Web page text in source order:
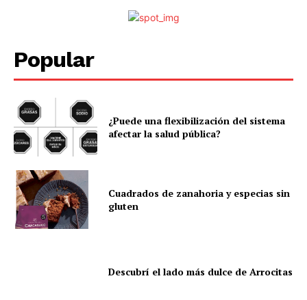
Popular
¿Puede una flexibilización del sistema
afectar la salud pública?
Cuadrados de zanahoria y especias sin
gluten
Descubrí el lado más dulce de Arrocitas